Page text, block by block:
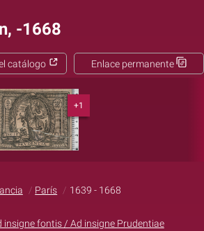
-1668
Enlace permanente
catálogo
+1
París 1639 - 1668
insigne fontis / Ad insigne Prudentiae